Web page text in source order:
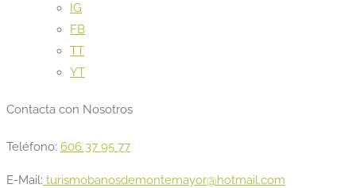
IG
FB
TT
YT
Contacta con Nosotros
Teléfono: 606 37 95 77
E-Mail: turismobanosdemontemayor@hotmail.com